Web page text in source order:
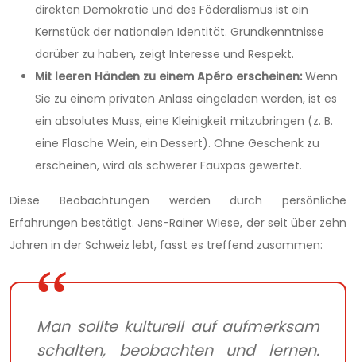
direkten Demokratie und des Föderalismus ist ein
Kernstück der nationalen Identität. Grundkenntnisse
darüber zu haben, zeigt Interesse und Respekt.
Mit leeren Händen zu einem Apéro erscheinen: Wenn
Sie zu einem privaten Anlass eingeladen werden, ist es
ein absolutes Muss, eine Kleinigkeit mitzubringen (z. B.
eine Flasche Wein, ein Dessert). Ohne Geschenk zu
erscheinen, wird als schwerer Fauxpas gewertet.
Diese Beobachtungen werden durch persönliche
Erfahrungen bestätigt. Jens-Rainer Wiese, der seit über zehn
Jahren in der Schweiz lebt, fasst es treffend zusammen:
Man sollte kulturell auf aufmerksam
schalten, beobachten und lernen.